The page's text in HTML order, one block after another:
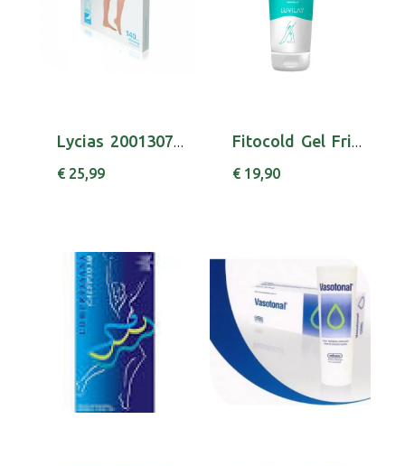
Lycias 2001307300 Elegan Meia 140 T2 Nude
€ 25,99
Fitocold Gel Frio Pern Cans 250ml
€ 19,90